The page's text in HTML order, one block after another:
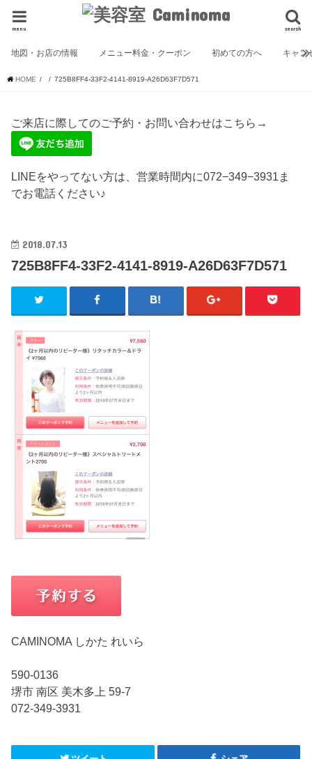
search
menu
地図・お店の情報 メニュー料金・クーポン 初めての方へ キャン
HOME 725B8FF4-33F2-4141-8919-A26D63F7D571
ご来店に際してのご予約・お問い合わせはこちら→
LINEをやってない方は、営業時間内に072−349−3931ま
でお電話ください♪
2018.07.13
725B8FF4-33F2-4141-8919-A26D63F7D571
CAMINOMA しかた れいら
590-0136
堺市 南区 美木多上 59-7
072-349-3931